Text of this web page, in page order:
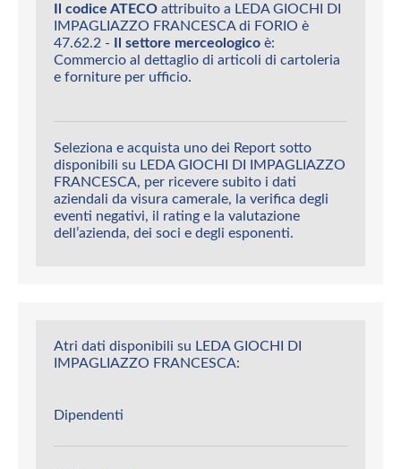
Il codice ATECO attribuito a LEDA GIOCHI DI
IMPAGLIAZZO FRANCESCA di FORIO è
47.62.2 - Il settore merceologico è:
Commercio al dettaglio di articoli di cartoleria
e forniture per ufficio.
Seleziona e acquista uno dei Report sotto
disponibili su LEDA GIOCHI DI IMPAGLIAZZO
FRANCESCA, per ricevere subito i dati
aziendali da visura camerale, la verifica degli
eventi negativi, il rating e la valutazione
dell’azienda, dei soci e degli esponenti.
Atri dati disponibili su LEDA GIOCHI DI
IMPAGLIAZZO FRANCESCA:
Dipendenti